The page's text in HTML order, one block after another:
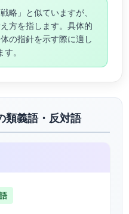
略」と似ていますが、
方を指します。具体的
の指針を示す際に適し
。
類義語・反対語